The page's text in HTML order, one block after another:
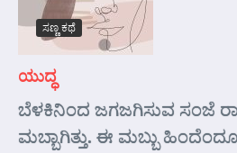
ಸಣ್ಣ ಕಥೆ
ಯುದ್ಧ
ಬೆಳಕಿನಿಂದ ಜಗಜಗಿಸುವ ಸಂಜೆ
ಮಬ್ಬಾಗಿತ್ತು. ಈ ಮಬ್ಬು